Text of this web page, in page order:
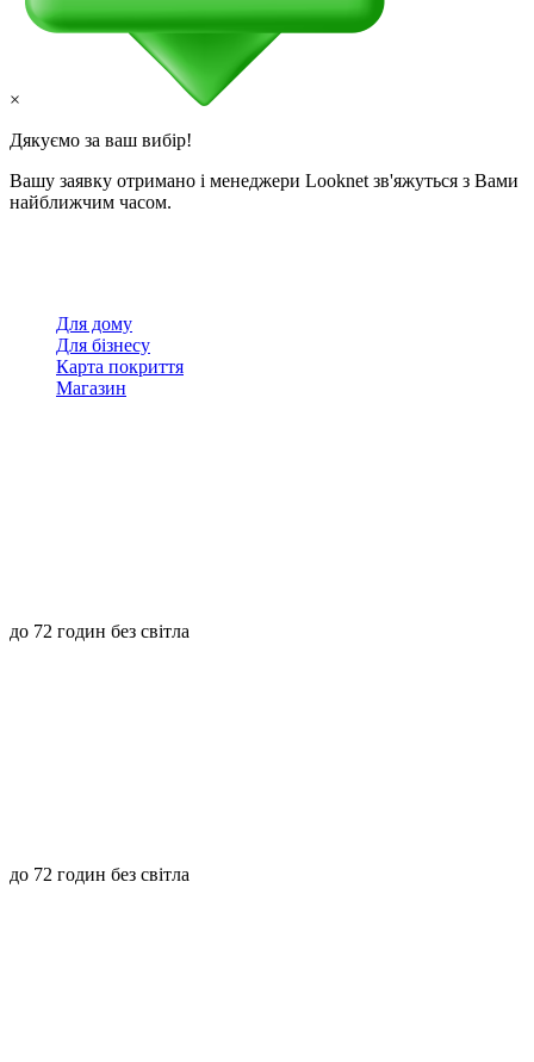
×
Дякуємо за ваш вибір!
Вашу заявку отримано і менеджери Looknet зв'яжуться з Вами
найближчим часом.
Для дому
Для бізнесу
Карта покриття
Магазин
до 72 годин без світла
до 72 годин без світла